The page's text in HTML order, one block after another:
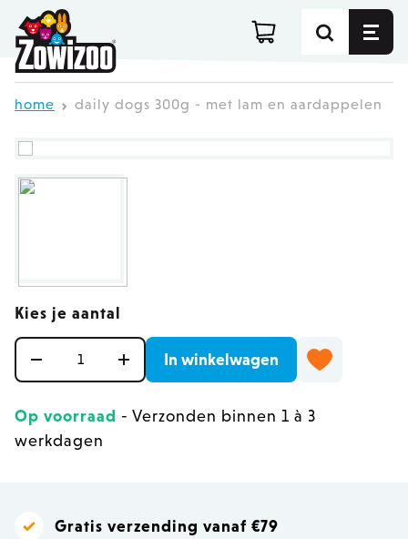
Ga direct door naar de inhoud
home daily dogs 300g - met lam en aardappelen
Kies je aantal
In winkelwagen
Op voorraad - Verzonden binnen 1 à 3
werkdagen
Gratis verzending vanaf €79